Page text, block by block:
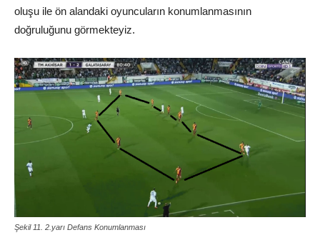
oluşu ile ön alandaki oyuncuların konumlanmasının
doğruluğunu görmekteyiz.
Şekil 11. 2.yarı Defans Konumlanması